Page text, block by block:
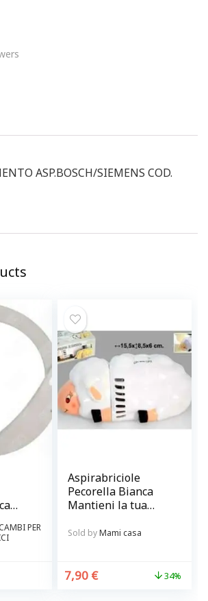
ASP.BOSCH/SIEMENS COD.
PER
Aspirabriciole
Pecorella Bianca
Mantieni la tua
ordinata
Sold byMami casa
7,90 € 34%